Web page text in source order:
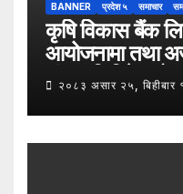
BANNER प्रदेश ५ समाचार
कृषि विकास बैंक
आयोजनामा तथा
संस्था लिमिटेडको
समावेशी
(VITA) कार्यक्रम
किसान र
२०८३ असार २५,